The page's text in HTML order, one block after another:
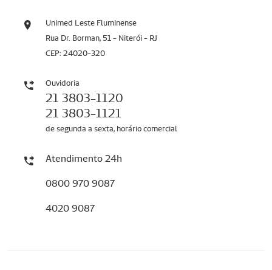
Unimed Leste Fluminense
Rua Dr. Borman, 51 - Niterói - RJ
CEP: 24020-320
Ouvidoria
21 3803-1120
21 3803-1121
de segunda a sexta, horário comercial
Atendimento 24h
0800 970 9087
4020 9087